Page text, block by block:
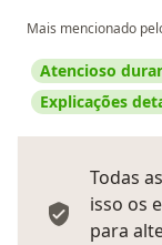
Mais mencionado
Atencioso
Explicações
Todas
isso os
para